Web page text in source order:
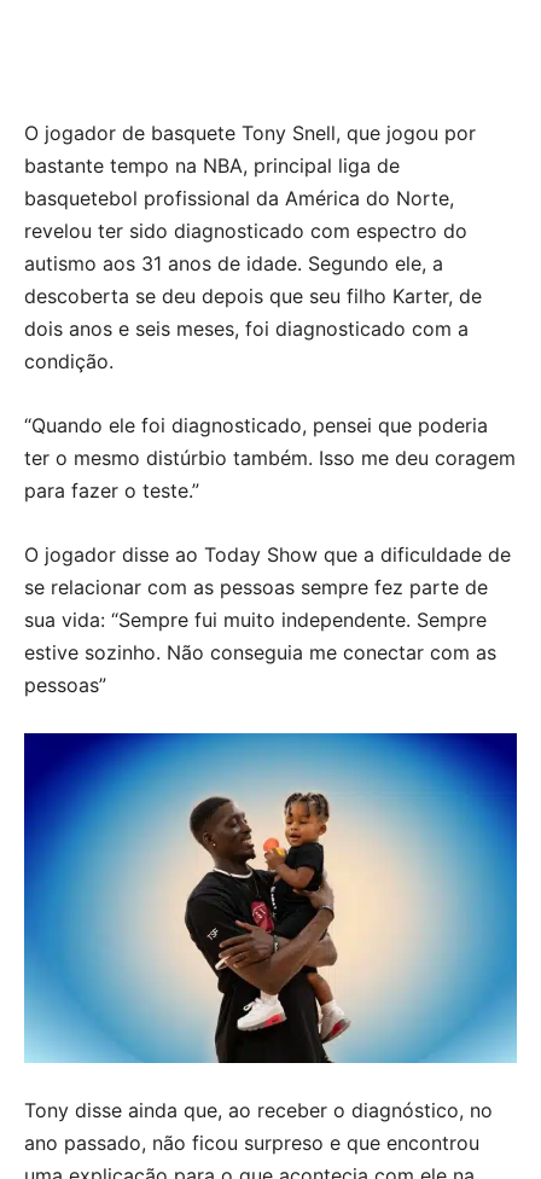
O jogador de basquete Tony Snell, que jogou por
bastante tempo na NBA, principal liga de
basquetebol profissional da América do Norte,
revelou ter sido diagnosticado com espectro do
autismo aos 31 anos de idade. Segundo ele, a
descoberta se deu depois que seu filho Karter, de
dois anos e seis meses, foi diagnosticado com a
condição.
“Quando ele foi diagnosticado, pensei que poderia
ter o mesmo distúrbio também. Isso me deu coragem
para fazer o teste.”
O jogador disse ao Today Show que a dificuldade de
se relacionar com as pessoas sempre fez parte de
sua vida: “Sempre fui muito independente. Sempre
estive sozinho. Não conseguia me conectar com as
pessoas”
Tony disse ainda que, ao receber o diagnóstico, no
ano passado, não ficou surpreso e que encontrou